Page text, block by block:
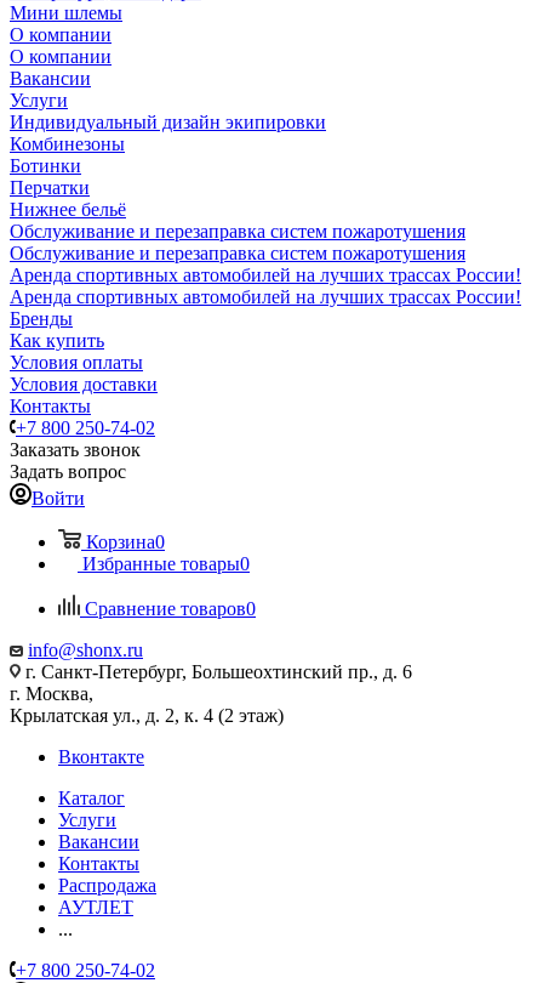
Мини шлемы
О компании
О компании
Вакансии
Услуги
Индивидуальный дизайн экипировки
Комбинезоны
Ботинки
Перчатки
Нижнее бельё
Обслуживание и перезаправка систем пожаротушения
Обслуживание и перезаправка систем пожаротушения
Аренда спортивных автомобилей на лучших трассах России!
Аренда спортивных автомобилей на лучших трассах России!
Бренды
Как купить
Условия оплаты
Условия доставки
Контакты
+7 800 250-74-02
Заказать звонок
Задать вопрос
Войти
Корзина0
Избранные товары0
Сравнение товаров0
info@shonx.ru
г. Санкт-Петербург, Большеохтинский пр., д. 6
г. Москва,
Крылатская ул., д. 2, к. 4 (2 этаж)
Вконтакте
Каталог
Услуги
Вакансии
Контакты
Распродажа
АУТЛЕТ
...
+7 800 250-74-02